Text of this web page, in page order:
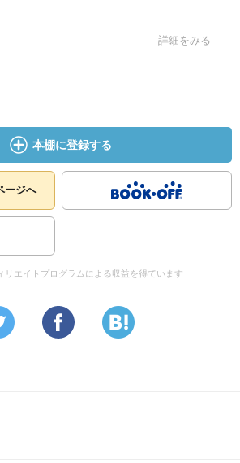
詳細をみる
本棚に登録する
ージへ
リエイトプログラムによる収益を得ています